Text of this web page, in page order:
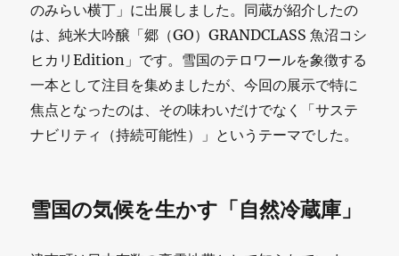
のみらい横丁」に出展しました。同蔵が紹介したの
は、純米大吟醸「郷（GO）GRANDCLASS 魚沼コシ
ヒカリEdition」です。雪国のテロワールを象徴する
一本として注目を集めましたが、今回の展示で特に
焦点となったのは、その味わいだけでなく「サステ
ナビリティ（持続可能性）」というテーマでした。
雪国の気候を生かす「自然冷蔵庫」